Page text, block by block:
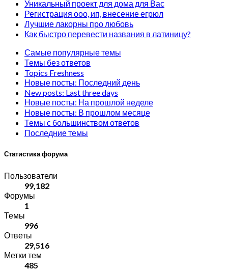
Уникальный проект для дома для Вас
Регистрация ооо, ип, внесение егрюл
Лучшие лакорны про любовь
Как быстро перевести названия в латиницу?
Самые популярные темы
Темы без ответов
Topics Freshness
Новые посты: Последний день
New posts: Last three days
Новые посты: На прошлой неделе
Новые посты: В прошлом месяце
Темы с большинством ответов
Последние темы
Статистика форума
Пользователи
99,182
Форумы
1
Темы
996
Ответы
29,516
Метки тем
485